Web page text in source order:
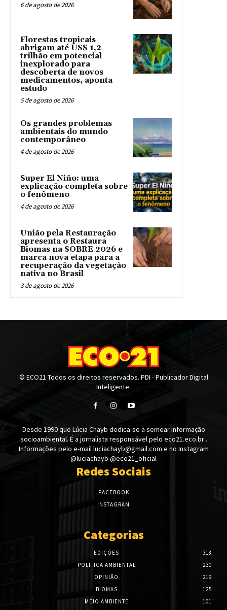
6 de agosto de 2026
Florestas tropicais
abrigam até US$ 1,2
trilhão em potencial
inexplorado para
descoberta de novos
medicamentos, aponta
estudo
5 de agosto de 2026
Os grandes problemas
ambientais do mundo
contemporâneo
4 de agosto de 2026
Super El Niño: uma
explicação completa sobre
o fenômeno
4 de agosto de 2026
União pela Restauração
apresenta o Restaura
Biomas na SOBRE 2026 e
marca nova etapa para a
recuperação da vegetação
nativa no Brasil
3 de agosto de 2026
© ECO21 Todos os direitos reservados. PDI - Publicador Digital
Inteligente.
Desde 1990 que Lúcia Chayb dedica-se a semear informação
socioambiental. É a jornalista responsável pelo eco21.eco.br .
Informações pelo e-mail luciachayb@gmail.com e no Instagram
@luciachayb @eco21_oficial
Redes Sociais
FACEBOOK
INSTAGRAM
Categorias
EDIÇÕES
318
POLÍTICA AMBIENTAL
230
OPINIÃO
219
BIOMAS
125
MEIO AMBIENTE
101